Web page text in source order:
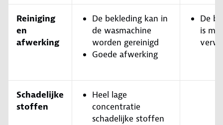
Reiniging
en
afwerking
De bekleding kan in
de wasmachine
worden gereinigd
Goede afwerking
De
is
Schadelijke
stoffen
Heel lage
concentratie
schadelijke stoffen